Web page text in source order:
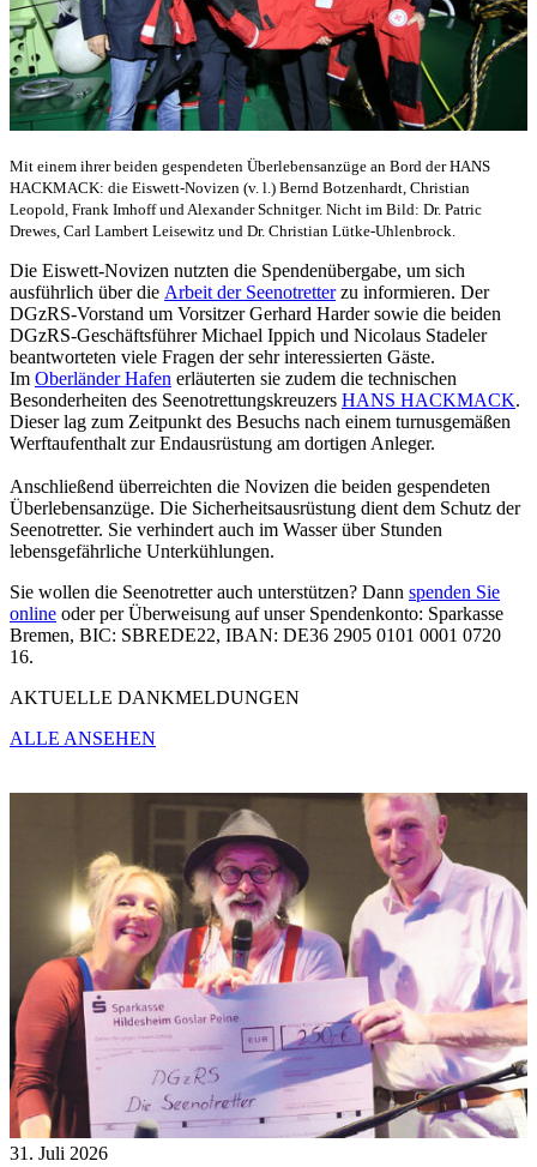
Mit einem ihrer beiden gespendeten Überlebensanzüge an Bord der HANS
HACKMACK: die Eiswett-Novizen (v. l.) Bernd Botzenhardt, Christian
Leopold, Frank Imhoff und Alexander Schnitger. Nicht im Bild: Dr. Patric
Drewes, Carl Lambert Leisewitz und Dr. Christian Lütke-Uhlenbrock.
Die Eiswett-Novizen nutzten die Spendenübergabe, um sich
ausführlich über die Arbeit der Seenotretterzu informieren. Der
DGzRS-Vorstand um Vorsitzer Gerhard Harder sowie die beiden
DGzRS-Geschäftsführer Michael Ippich und Nicolaus Stadeler
beantworteten viele Fragen der sehr interessierten Gäste.
Im Oberländer Hafen erläuterten sie zudem die technischen
Besonderheiten des Seenotrettungskreuzers HANS HACKMACK.
Dieser lag zum Zeitpunkt des Besuchs nach einem turnusgemäßen
Werftaufenthalt zur Endausrüstung am dortigen Anleger.
Anschließend überreichten die Novizen die beiden gespendeten
Überlebensanzüge. Die Sicherheitsausrüstung dient dem Schutz der
Seenotretter. Sie verhindert auch im Wasser über Stunden
lebensgefährliche Unterkühlungen.
Sie wollen die Seenotretter auch unterstützen? Dann spenden Sie
online oder per Überweisung auf unser Spendenkonto: Sparkasse
Bremen, BIC: SBREDE22, IBAN: DE36 2905 0101 0001 0720
16.
AKTUELLE DANKMELDUNGEN
ALLE ANSEHEN
31. Juli 2026